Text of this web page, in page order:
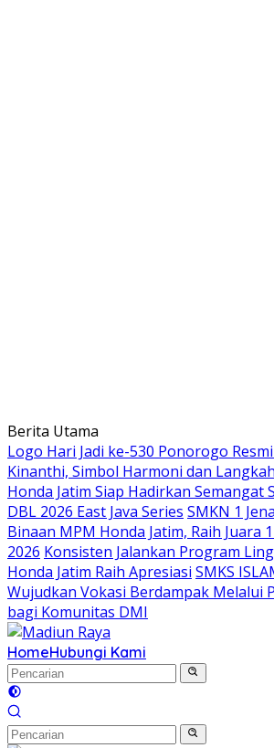
Langsung
ke
konten
Berita Utama
Logo Hari Jadi ke-530 Ponorogo
Kinanthi, Simbol Harmoni dan
Honda Jatim Siap Hadirkan Semangat
DBL 2026 East Java Series SMKN 1
Binaan MPM Honda Jatim, Raih Juara
2026 Konsisten Jalankan Program
Honda Jatim Raih Apresiasi SMKS
Wujudkan Vokasi Berdampak Melalui
bagi Komunitas DMI
HomeHubungi Kami